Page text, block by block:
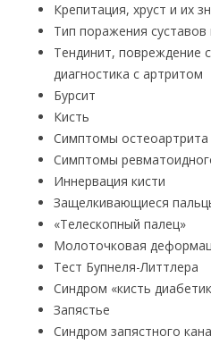
Крепитация, хруст и их
Тип поражения суставов
Тендинит, повреждение
диагностика с артритом
Бурсит
Кисть
Симптомы остеоартрита
Симптомы
Иннервация кисти
Защелкивающиеся
«Телескопный палец»
Молоточковая
Тест Бупнеля-Литтлера
Синдром «кисть
Запястье
Синдром запястного